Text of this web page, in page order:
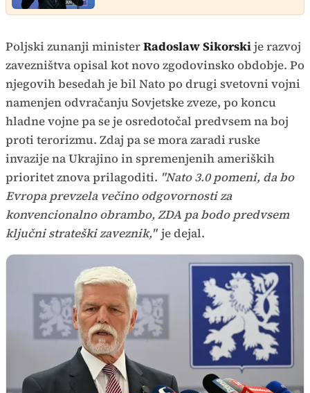
Poljski zunanji ministerRadoslaw Sikorskije razvoj
zavezništva opisal kot novo zgodovinsko obdobje. Po
njegovih besedah je bil Nato po drugi svetovni vojni
namenjen odvračanju Sovjetske zveze, po koncu
hladne vojne pa se je osredotočal predvsem na boj
proti terorizmu. Zdaj pa se mora zaradi ruske
invazije na Ukrajino in spremenjenih ameriških
prioritet znova prilagoditi. "Nato 3.0 pomeni, da bo
Evropa prevzela večino odgovornosti za
konvencionalno obrambo, ZDA pa bodo predvsem
ključni strateški zaveznik," je dejal.